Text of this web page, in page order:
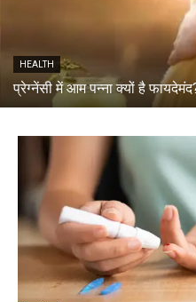
HEALTH
प्रेग्नेंसी में आम पन्ना क्यों है